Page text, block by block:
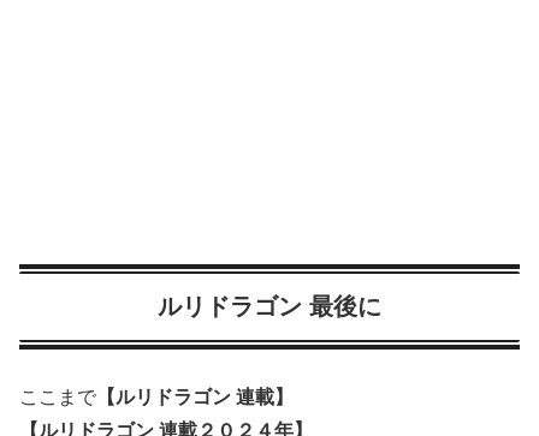
ルリドラゴン 最後に
ここまで 【ルリドラゴン 連載】
【ルリドラゴン 連載２０２４年】